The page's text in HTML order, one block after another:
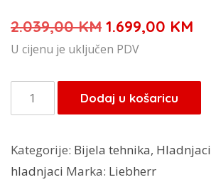
2.039,00KM Izvorna
cijena
je:
2.039,00 KM.
1.699,00 KM
U cijenu je uključen PDV
Liebherr
hladnjak
5213
pure
Dodaj u košaricu
Kategorije: Bijela tehnika, Hladnjaci
hladnjaci Marka: Liebherr